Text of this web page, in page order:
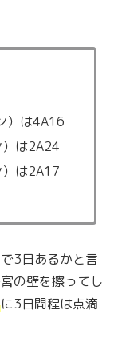
）は4A16
は2A24
は2A17
3日あるかと言
の壁を擦ってし
に3日間程は点滴